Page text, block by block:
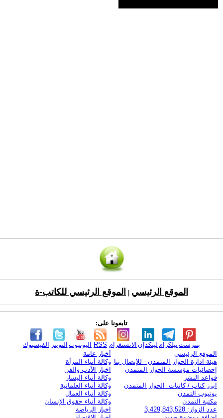
الموقع الرئيسي الموقع الرئيسي للكاتب-ة
تابعونا على:
الفيسبوك التويتر اليوتيوب RSS الانستغرام لينكدإن تيلكرامبنترست
الموقع الرئيسي
هيئة ادارة الحوار المتمدن - للإتصال بنا
إحصائيات مؤسسة الحوار المتمدن
قواعد النشر
ابرز كتاب / كاتبات الحوار المتمدن
يوتيوب التمدن
مكتبة التمدن
عدد الزوار: 3,429,843,528
أخبار عامة
وكالة أنباء المرأة
اخبار الأدب والفن
وكالة أنباء اليسار
وكالة أنباء العلمانية
وكالة أنباء العمال
وكالة أنباء حقوق الإنسان
اخبار الرياضة